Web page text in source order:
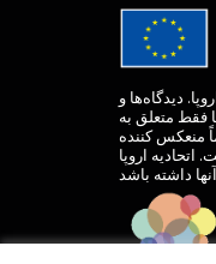
دیدگاه‌ها و
فقط متعلق به
منعکس کننده
اتحادیه اروپا